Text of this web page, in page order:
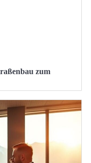
zum